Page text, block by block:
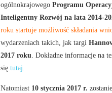
ogólnokrajowego Programu
Inteligentny Rozwój na lata 2014-
roku startuje możliwość składania
wydarzeniach takich, jak targi
2017 roku. Dokładne informacje na
się tutaj.
Natomiast 10 stycznia 2017 r.